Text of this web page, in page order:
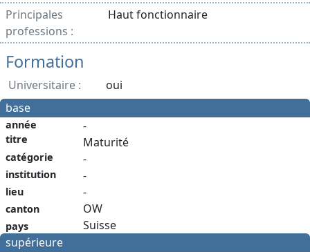
Principales
professions :
Haut fonctionnaire
Formation
Universitaire :
oui
base
année
titre
catégorie
institution
lieu
canton
pays
-
Maturité
-
-
-
OW
Suisse
supérieure